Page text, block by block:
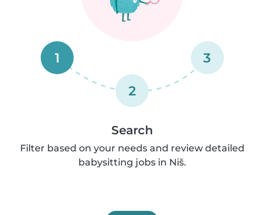
1
2
3
Search
Filter based on your needs and review detailed
babysitting jobs in Niš.